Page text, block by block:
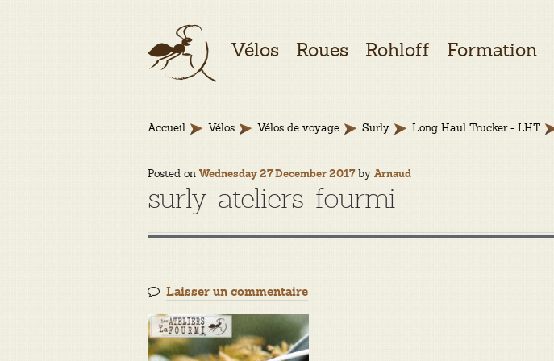
Aller
Aller
au
Vélos Roues Rohloff Formation
Accueil Vélos Vélos de voyage Surly Long Haul Trucker - LHT
Posted onWednesday 27 December 2017byArnaud
surly-ateliers-fourmi-
Laisser un commentaire